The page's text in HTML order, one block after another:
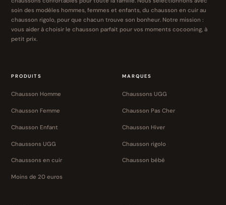
soin des modèles hommes, femmes et enfants, du chausson en cuir au
chausson rigolo, pour que chacun trouve son bonheur. Notre mission :
vous aider à choisir le chausson parfait pour vos moments cocooning, à
petit prix.
PRODUITS
Chausson Homme
Chausson Femme
Chausson Enfant
Chaussons UGG
Chaussons en cuir
Moins de 20 euros
MARQUES
Chaussons UGG
Chausson Pas Cher
Chausson Hiver
Chausson rigolo
Chausson bébé